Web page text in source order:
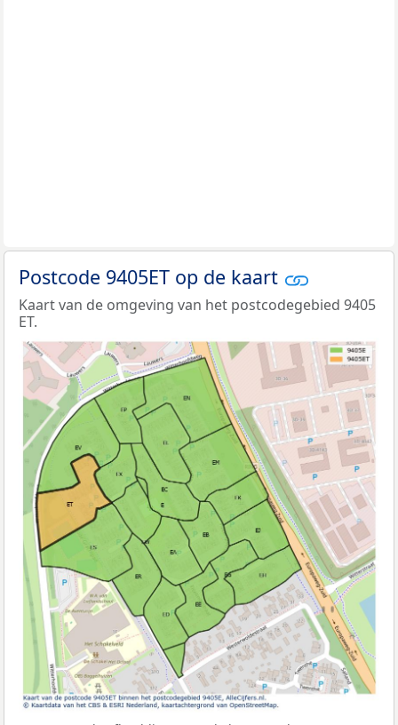
Postcode 9405ET op de kaart
Kaart van de omgeving van het postcodegebied 9405
ET.